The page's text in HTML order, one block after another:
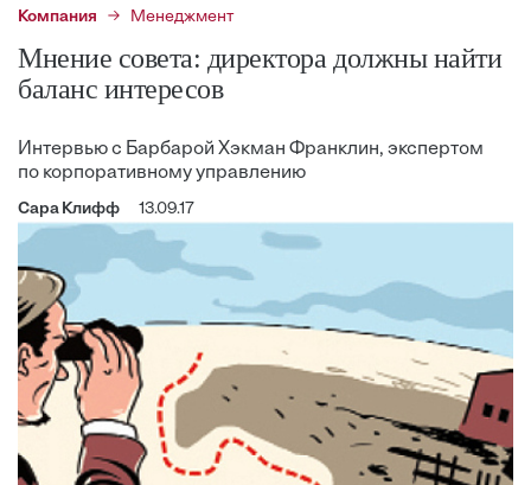
Компания Менеджмент
Мнение совета: директора должны найти
баланс интересов
Интервью с Барбарой Хэкман Франклин, экспертом
по корпоративному управлению
Сара Клифф 13.09.17